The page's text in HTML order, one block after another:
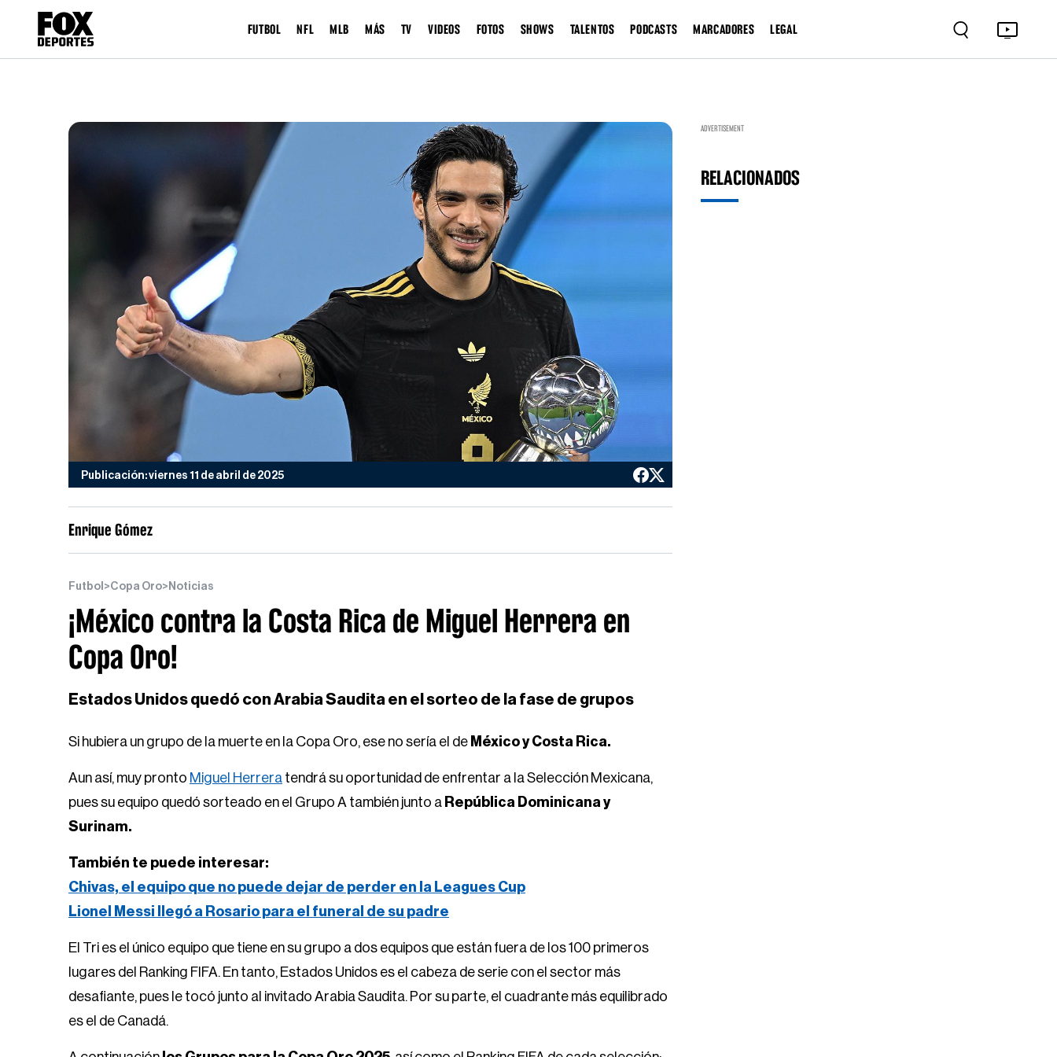
FUTBOL NFL MLB MÁS TV VIDEOS FOTOS SHOWS TALENTOS PODCASTS MARCADORES LEGAL
Publicación: viernes 11 de abril de 2025
Enrique Gómez
Futbol >Copa Oro> Noticias
¡México contra la Costa Rica de Miguel Herrera en
Copa Oro!
Estados Unidos quedó con Arabia Saudita en el sorteo de la fase de grupos
Si hubiera un grupo de la muerte en la Copa Oro, ese no sería el de México y Costa Rica.
Aun así, muy pronto Miguel Herrera tendrá su oportunidad de enfrentar a la Selección Mexicana,
pues su equipo quedó sorteado en el Grupo A también junto a República Dominicana y
Surinam.
También te puede interesar:
Chivas, el equipo que no puede dejar de perder en la Leagues Cup
Lionel Messi llegó a Rosario para el funeral de su padre
El Tri es el único equipo que tiene en su grupo a dos equipos que están fuera de los 100 primeros
lugares del Ranking FIFA. En tanto, Estados Unidos es el cabeza de serie con el sector más
desafiante, pues le tocó junto al invitado Arabia Saudita. Por su parte, el cuadrante más equilibrado
es el de Canadá.
ADVERTISEMENT
RELACIONADOS